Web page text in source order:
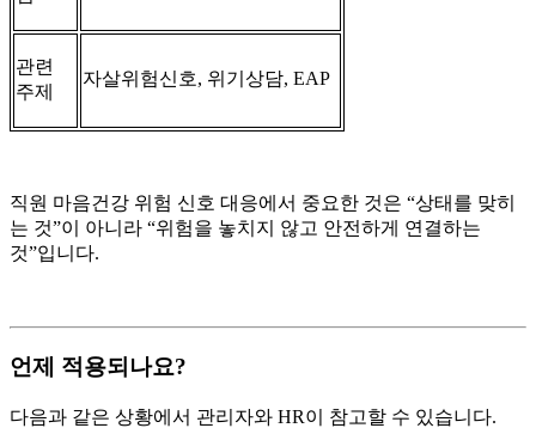
관련
주제
자살위험신호, 위기상담, EAP
직원 마음건강 위험 신호 대응에서 중요한 것은 “상태를 맞히
는 것”이 아니라 “위험을 놓치지 않고 안전하게 연결하는
것”입니다.
언제 적용되나요?
다음과 같은 상황에서 관리자와 HR이 참고할 수 있습니다.